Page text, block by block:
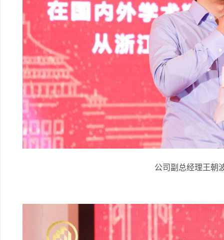
公司副总经理王朝